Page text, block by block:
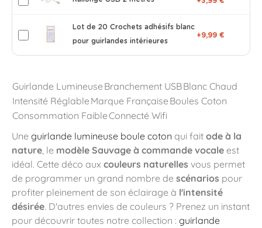
Lot de 20 Crochets adhésifs blanc
pour guirlandes intérieures
+9,99 €
Guirlande Lumineuse Branchement USBBlanc Chaud
Intensité Réglable Marque Française Boules Coton
Consommation FaibleConnecté Wifi
Une guirlande lumineuse boule coton qui fait ode à la
nature, le modèle Sauvage à commande vocale est
idéal. Cette déco aux couleurs naturelles vous permet
de programmer un grand nombre de scénarios pour
profiter pleinement de son éclairage à l'intensité
désirée. D'autres envies de couleurs ? Prenez un instant
pour découvrir toutes notre collection : guirlande